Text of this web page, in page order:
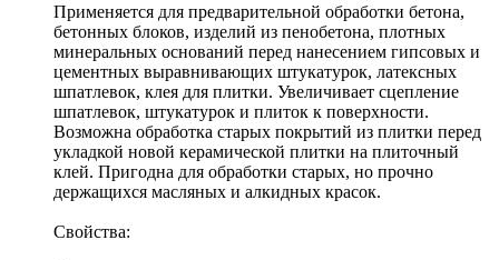
Применяется для предварительной обработки бетона,
бетонных блоков, изделий из пенобетона, плотных
минеральных оснований перед нанесением гипсовых и
цементных выравнивающих штукатурок, латексных
шпатлевок, клея для плитки. Увеличивает сцепление
шпатлевок, штукатурок и плиток к поверхности.
Возможна обработка старых покрытий из плитки перед
укладкой новой керамической плитки на плиточный
клей. Пригодна для обработки старых, но прочно
держащихся масляных и алкидных красок.
Свойства: